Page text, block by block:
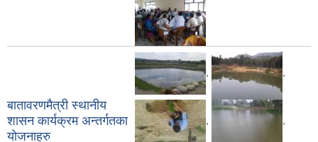
बातावरणमैत्री स्थानीय
शासन कार्यक्रम अन्तर्गतका
योजनाहरु
, ,